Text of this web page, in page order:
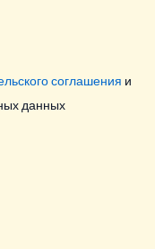
соглашения и
данных